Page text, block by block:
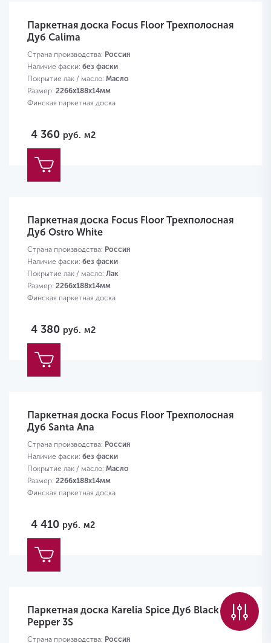
Паркетная доска Focus Floor Трехполосная
Дуб Calima
Страна производства: Россия
Наличие фаски: без фаски
Покрытие лак / масло: Масло
Размер: 2266х188х14мм
Финская паркетная доска
4 360 руб. м2
Паркетная доска Focus Floor Трехполосная
Дуб Ostro White
Страна производства: Россия
Наличие фаски: без фаски
Покрытие лак / масло: Лак
Размер: 2266х188х14мм
Финская паркетная доска
4 380 руб. м2
Паркетная доска Focus Floor Трехполосная
Дуб Santa Ana
Страна производства: Россия
Наличие фаски: без фаски
Покрытие лак / масло: Масло
Размер: 2266х188х14мм
Финская паркетная доска
4 410 руб. м2
Паркетная доска Karelia Spice Дуб Black
Pepper 3S
Страна производства: Россия